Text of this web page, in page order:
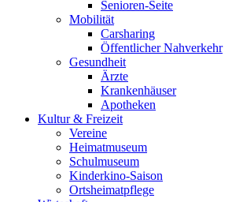
Senioren-Seite
Mobilität
Carsharing
Öffentlicher Nahverkehr
Gesundheit
Ärzte
Krankenhäuser
Apotheken
Kultur & Freizeit
Vereine
Heimatmuseum
Schulmuseum
Kinderkino-Saison
Ortsheimatpflege